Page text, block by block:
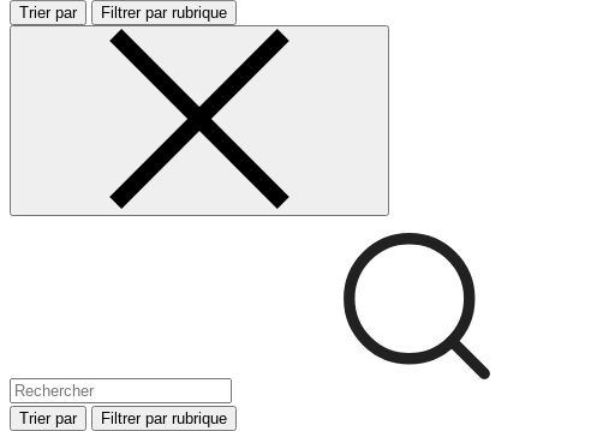
Trier par Filtrer par rubrique
Trier par Filtrer par rubrique